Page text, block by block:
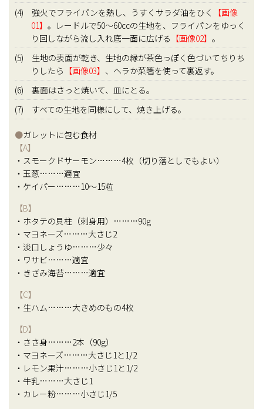
(4) 強火でフライパンを熱し、うすくサラダ油をひく
【画像
01】 。レードルで50～60ccの生地を、フライパンをゆっく
り回しながら流し入れ底一面に広げる 【画像02】 。
(5) 生地の表面が乾き、生地の縁が茶色っぽく色づいてちりち
りしたら 【画像03】 、ヘラか菜箸を使って裏返す。
(6) 裏面はさっと焼いて、皿にとる。
(7) すべての生地を同様にして、焼き上げる。
●ガレットに包む食材
【A】
・スモークドサーモン………4枚（切り落としでもよい）
・玉葱………適宜
・ケイパー………10～15粒
【B】
・ホタテの貝柱（刺身用）………90g
・マヨネーズ………大さじ2
・淡口しょうゆ………少々
・ワサビ………適宜
・きざみ海苔………適宜
【C】
・生ハム………大きめのもの4枚
【D】
・ささ身………2本（90g）
・マヨネーズ………大さじ1と1/2
・レモン果汁………小さじ1と1/2
・牛乳………大さじ1
・カレー粉………小さじ1/5